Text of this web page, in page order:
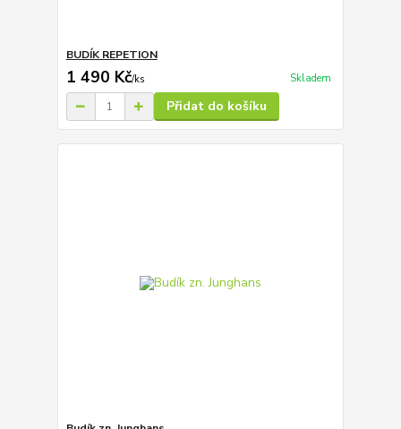
BUDÍK REPETION
1 490 Kč/ks Skladem
Přidat do košíku